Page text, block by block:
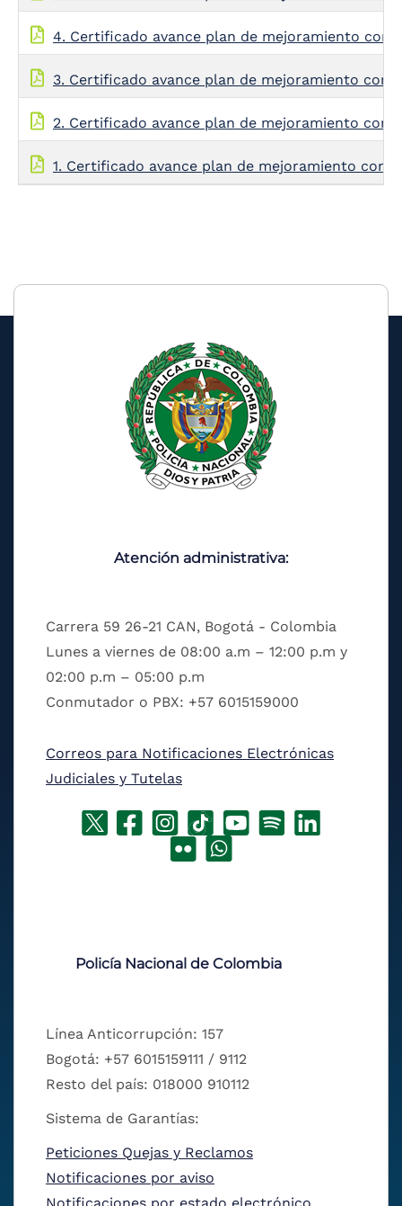
4. Certificado avance plan de mejoramiento con
3. Certificado avance plan de mejoramiento con
2. Certificado avance plan de mejoramiento con
1. Certificado avance plan de mejoramiento con
Atención administrativa:
Carrera 59 26-21 CAN, Bogotá - Colombia
Lunes a viernes de 08:00 a.m – 12:00 p.m y
02:00 p.m – 05:00 p.m
Conmutador o PBX: +57 6015159000
Correos para Notificaciones Electrónicas
Judiciales y Tutelas
Policía Nacional de Colombia
Línea Anticorrupción: 157
Bogotá: +57 6015159111 / 9112
Resto del país: 018000 910112
Sistema de Garantías:
Peticiones Quejas y Reclamos
Notificaciones por aviso